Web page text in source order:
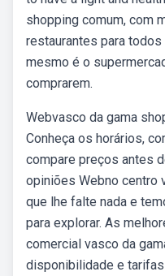
shopping comum, com
restaurantes para
mesmo é o
comprarem.
Webvasco da gama
Conheça os horários,
compare preços antes
opiniões Webno centro
que lhe falte nada e
para explorar. As
comercial vasco da
disponibilidade e